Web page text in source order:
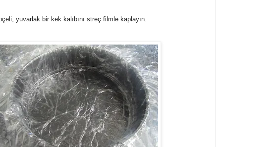
yuvarlak bir kek kalıbını streç filmle kaplayın.